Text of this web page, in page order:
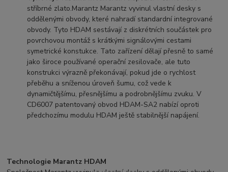
stříbrné zlato.Marantz Marantz vyvinul vlastní desky s
oddělenými obvody, které nahradí standardní integrované
obvody. Tyto HDAM sestávají z diskrétních součástek pro
povrchovou montáž s krátkými signálovými cestami
symetrické konstukce. Tato zařízení dělají přesně to samé
jako široce používané operační zesilovače, ale tuto
konstrukci výrazně překonávají, pokud jde o rychlost
přeběhu a sníženou úroveň šumu, což vede k
dynamičtějšímu, přesnějšímu a podrobnějšímu zvuku. V
CD6007 patentovaný obvod HDAM-SA2 nabízí oproti
předchozímu modulu HDAM ještě stabilnější napájení.
Technologie Marantz HDAM